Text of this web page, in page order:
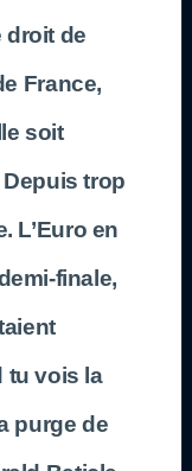
droit de
France,
soit
trop
L’Euro en
finale,
tu vois la
purge de